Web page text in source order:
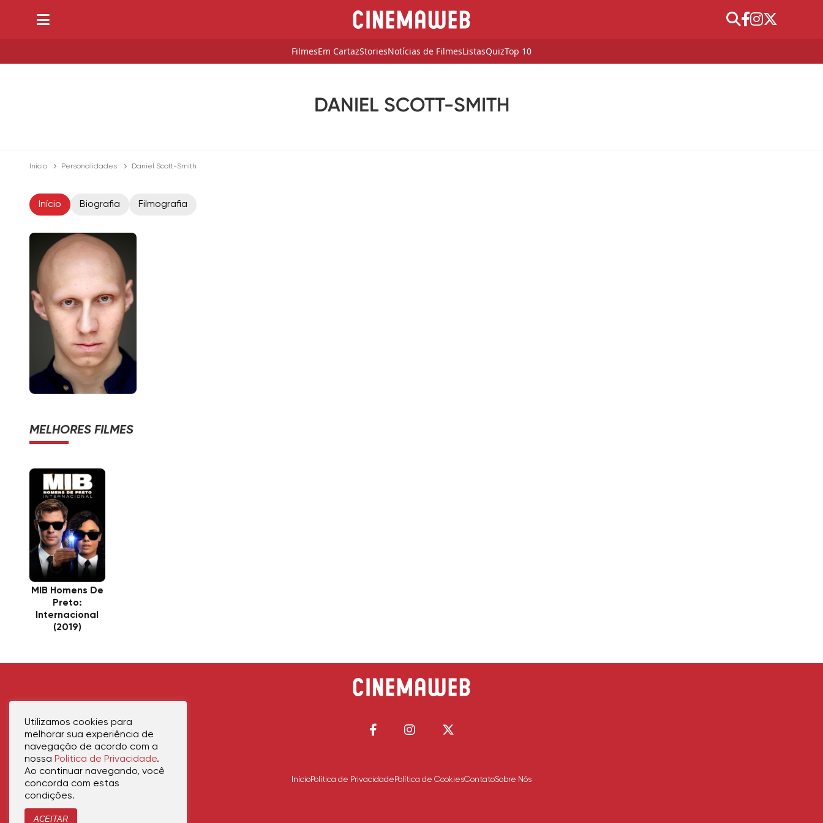
FilmesEm CartazStoriesNotícias de FilmesListasQuizTop 10
DANIEL SCOTT-SMITH
Início Personalidades Daniel Scott-Smith
Início Biografia Filmografia
MELHORES FILMES
MIB Homens De
Preto:
Internacional
(2019)
InícioPolítica de Privacidade Política de CookiesContatoSobre Nós
Utilizamos cookies para
melhorar sua experiência de
navegação de acordo com a
nossa Política de Privacidade.
Ao continuar navegando, você
concorda com estas
condições.
ACEITAR